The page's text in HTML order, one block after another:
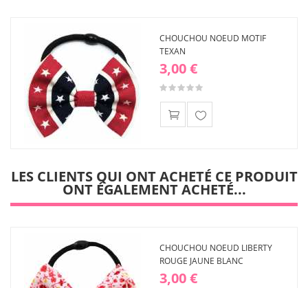
CHOUCHOU NOEUD MOTIF
TEXAN
3,00 €
d'envies
LES CLIENTS QUI ONT ACHETÉ CE PRODUIT
ONT ÉGALEMENT ACHETÉ...
CHOUCHOU NOEUD LIBERTY
ROUGE JAUNE BLANC
3,00 €